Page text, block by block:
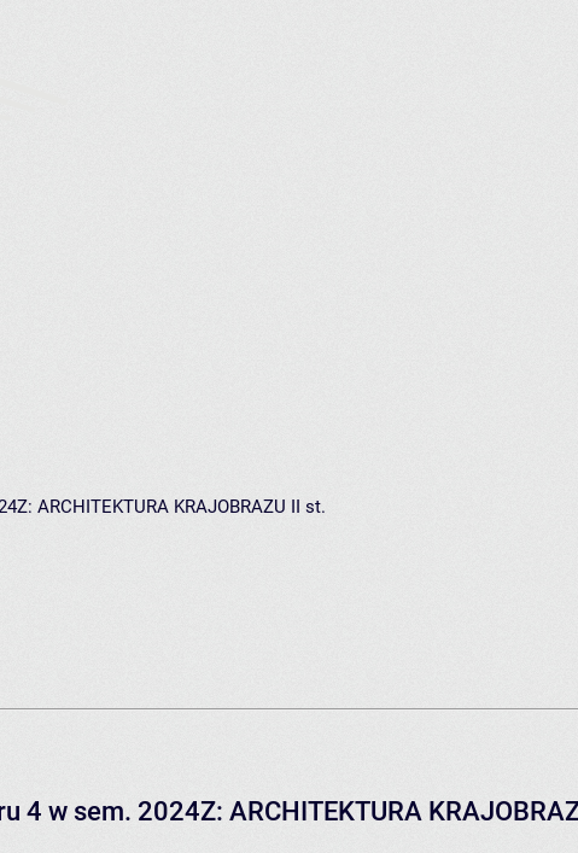
ARCHITEKTURA KRAJOBRAZU II st.
4 w sem. 2024Z: ARCHITEKTURA